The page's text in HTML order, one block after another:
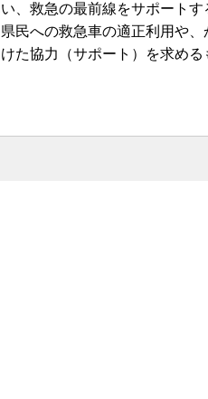
、救急の最前線をサポートす
民への救急車の適正利用や、
た協力（サポート）を求める